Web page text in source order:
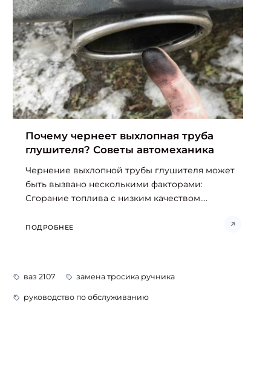
Почему чернеет выхлопная труба
глушителя? Советы автомеханика
Чернение выхлопной трубы глушителя может
быть вызвано несколькими факторами:
Сгорание топлива с низким качеством....
ПОДРОБНЕЕ
ваз 2107 замена тросика ручника
руководство по обслуживанию